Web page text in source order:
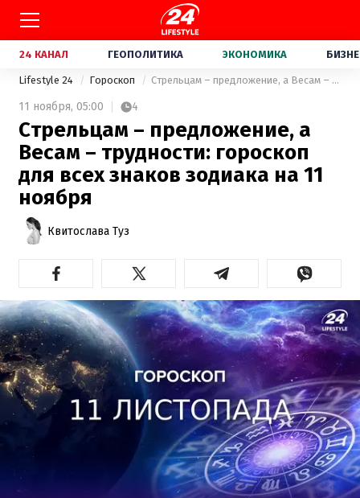
24 КАНАЛ ГЕОПОЛИТИКА ЭКОНОМИКА
Lifestyle 24 Гороскоп Стрельцам – предложение, а Весам – трудности: гороскоп для всех знаков зодиака на 11 ноября
11 ноября, 05:00 4
Стрельцам – предложение, а
Весам – трудности: гороскоп
для всех знаков зодиака на 11
ноября
Квитослава Туз